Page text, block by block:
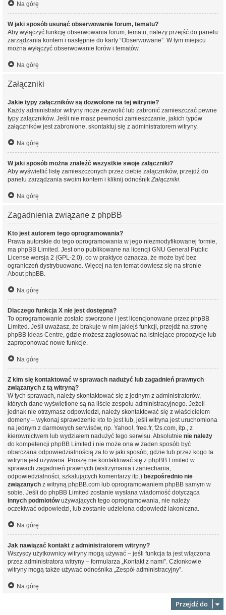
Na górę
W jaki sposób usunąć obserwowanie forum, tematu?
Aby wyłączyć funkcję obserwowania forum, tematu, należy przejść do panelu
zarządzania kontem i następnie do karty “Obserwowane”. W tym miejscu
można wyłączyć obserwowanie forów i tematów.
Na górę
Załączniki
Jakie typy załączników są dozwolone na tej witrynie?
Każdy administrator witryny może zezwolić lub zabronić zamieszczać pewne
typy załączników. Jeśli nie masz pewności zamieszczanie, jakich typów
załączników jest zabronione, skontaktuj się z administratorem witryny.
Na górę
W jaki sposób można znaleźć wszystkie swoje załączniki?
Aby wyświetlić listę zamieszczonych przez ciebie załączników, przejdź do
panelu zarządzania swoim kontem i kliknij odnośnikZałączniki.
Na górę
Zagadnienia związane z phpBB
Kto jest autorem tego oprogramowania?
Prawa autorskie do tego oprogramowania w jego niezmodyfikowanej formie,
ma phpBB Limited . Jest ono publikowane na licencji GNU General Public
License wersja 2 (GPL-2.0), co w praktyce oznacza, że może być bez
ograniczeń dystrybuowane. Więcej na ten temat dowiesz się na stronie
About phpBB.
Na górę
Dlaczego funkcja X nie jest dostępna?
To oprogramowanie zostało stworzone i jest licencjonowane przez phpBB
Limited. Jeśli uważasz, że brakuje w nim jakiejś funkcji, przejdź na stronę
phpBB Ideas Centre, gdzie możesz zagłosować na istniejące propozycje lub
zaproponować nowe funkcje.
Na górę
Z kim się kontaktować w sprawach nadużyć lub zagadnień prawnych
związanych z tą witryną?
W tych sprawach, należy skontaktować się z jednym z administratorów,
których dane wyświetlone są na liście zespołu administracyjnego. Jeżeli
jednak nie otrzymasz odpowiedzi, należy skontaktować się z właścicielem
domeny – wykonaj sprawdzenie kto to jestlub, jeśli witryna jest uruchomiona
na jednym z darmowych serwisów, np. Yahoo!, free.fr, f2s.com, itp., z
kierownictwem lub wydziałem nadużyć tego serwisu. Absolutnie nie należy
do kompetencji phpBB Limited i nie może ona w żaden sposób być
obarczana odpowiedzialnością za to w jaki sposób, gdzie lub przez kogo ta
witryna jest używana. Proszę nie kontaktować się z phpBB Limited w
sprawach zagadnień prawnych (wstrzymania i zaniechania,
odpowiedzialności, szkalujących komentarzy itp.) bezpośrednio nie
związanych z witryną phpBB.com lub oprogramowaniem phpBB samym w
sobie. Jeśli do phpBB Limited zostanie wysłana wiadomość dotycząca
innych podmiotówużywających tego oprogramowania, nie należy
oczekiwać odpowiedzi, lub zostanie udzielona odpowiedź lakoniczna.
Na górę
Jak nawiązać kontakt z administratorem witryny?
Wszyscy użytkownicy witryny mogą używać – jeśli funkcja ta jest włączona
przez administratora witryny – formularza „Kontakt z nami”. Członkowie
witryny mogą także używać odnośnika „Zespół administracyjny”.
Na górę
Przejdź do